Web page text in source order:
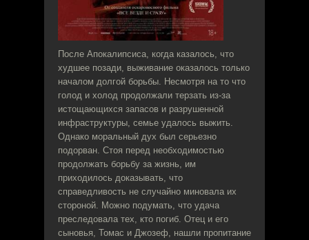
После Апокалипсиса, когда казалось, что
худшее позади, выживание оказалось только
началом долгой борьбы. Несмотря на то что
голод и холод продолжали терзать из-за
истощающихся запасов и разрушенной
инфраструктуры, семье удалось выжить.
Однако моральный дух был серьезно
подорван. Стоя перед необходимостью
продолжать борьбу за жизнь, им
приходилось доказывать, что
справедливость не случайно миновала их
стороной. Можно подумать, что удача
преследовала тех, кто погиб. Отец и его
сыновья, Томас и Джозеф, нашли пропитание